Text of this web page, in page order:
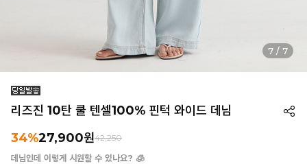
1 / 7
리즈진 10탄 쿨 텐셀100% 핀턱 와이드 데님
34%27,900원42,250
데님인데 이렇게 시원할 수 있나요? 🧊